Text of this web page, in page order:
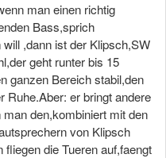
man einen richtig
Bass,sprich
,dann ist der Klipsch,SW
geht runter bis 15
ganzen Bereich stabil,den
Ruhe.Aber: er bringt andere
den,kombiniert mit den
von Klipsch
fliegen die Tueren auf,faengt